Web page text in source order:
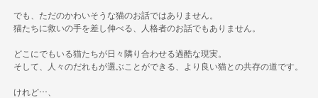
でも、ただのかわいそうな猫のお話ではありません。
猫たちに救いの手を差し伸べる、人格者のお話でもありません。
どこにでもいる猫たちが日々隣り合わせる過酷な現実。
そして、人々のだれもが選ぶことができる、より良い猫との共存の道です。
けれど…、